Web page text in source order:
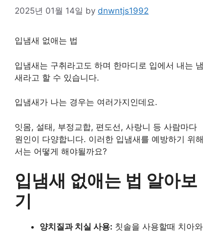
2025년 01월 14일 by dnwntjs1992
입냄새 없애는 법
입냄새는 구취라고도 하며 한마디로 입에서 내는 냄
새라고 할 수 있습니다.
입냄새가 나는 경우는 여러가지인데요.
잇몸, 설태, 부정교합, 편도선, 사랑니 등 사람마다
원인이 다양합니다. 이러한 입냄새를 예방하기 위해
서는 어떻게 해야될까요?
입냄새 없애는 법 알아보
기
양치질과 치실 사용: 칫솔을 사용할때 치아와